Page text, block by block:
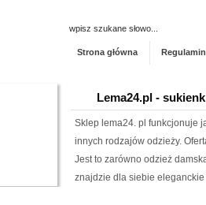
Strona główna
Lema24.pl -
Sklep lema24. pl funkcjonuje
innych rodzajów odzieży.
Jest to zarówno odzież
znajdzie dla siebie